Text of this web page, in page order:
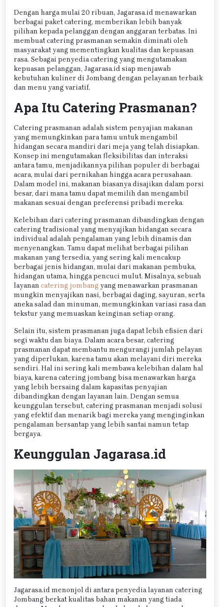
Dengan harga mulai 20 ribuan, Jagarasa.id menawarkan
berbagai paket catering, memberikan lebih banyak
pilihan kepada pelanggan dengan anggaran terbatas. Ini
membuat catering prasmanan semakin diminati oleh
masyarakat yang mementingkan kualitas dan kepuasan
rasa. Sebagai penyedia catering yang mengutamakan
kepuasan pelanggan, Jagarasa.id siap menjawab
kebutuhan kuliner di Jombang dengan pelayanan terbaik
dan menu yang variatif.
Apa Itu Catering Prasmanan?
Catering prasmanan adalah sistem penyajian makanan
yang memungkinkan para tamu untuk mengambil
hidangan secara mandiri dari meja yang telah disiapkan.
Konsep ini mengutamakan fleksibilitas dan interaksi
antara tamu, menjadikannya pilihan populer di berbagai
acara, mulai dari pernikahan hingga acara perusahaan.
Dalam model ini, makanan biasanya disajikan dalam porsi
besar, dari mana tamu dapat memilih dan mengambil
makanan sesuai dengan preferensi pribadi mereka.
Kelebihan dari catering prasmanan dibandingkan dengan
catering tradisional yang menyajikan hidangan secara
individual adalah pengalaman yang lebih dinamis dan
menyenangkan. Tamu dapat melihat berbagai pilihan
makanan yang tersedia, yang sering kali mencakup
berbagai jenis hidangan, mulai dari makanan pembuka,
hidangan utama, hingga pencuci mulut. Misalnya, sebuah
layanan catering jombang yang menawarkan prasmanan
mungkin menyajikan nasi, berbagai daging, sayuran, serta
aneka salad dan minuman, memungkinkan variasi rasa dan
tekstur yang memuaskan keinginan setiap orang.
Selain itu, sistem prasmanan juga dapat lebih efisien dari
segi waktu dan biaya. Dalam acara besar, catering
prasmanan dapat membantu mengurangi jumlah pelayan
yang diperlukan, karena tamu akan melayani diri mereka
sendiri. Hal ini sering kali membawa kelebihan dalam hal
biaya, karena catering jombang bisa menawarkan harga
yang lebih bersaing dalam kapasitas penyajian
dibandingkan dengan layanan lain. Dengan semua
keunggulan tersebut, catering prasmanan menjadi solusi
yang efektif dan menarik bagi mereka yang menginginkan
pengalaman bersantap yang lebih santai namun tetap
bergaya.
Keunggulan Jagarasa.id
Jagarasa.id menonjol di antara penyedia layanan catering
Jombang berkat kualitas bahan makanan yang tiada